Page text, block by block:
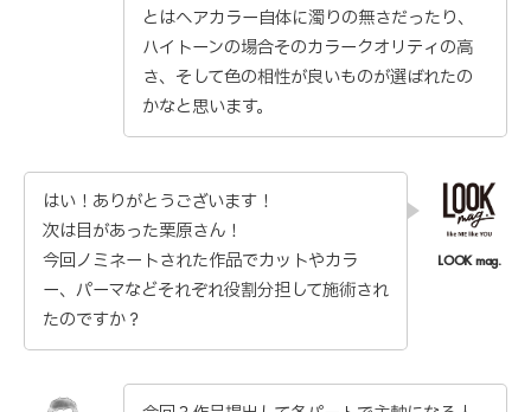
とはヘアカラー自体に濁りの無さだったり、
ハイトーンの場合そのカラークオリティの高
さ、そして色の相性が良いものが選ばれたの
かなと思います。
はい！ありがとうございます！
次は目があった栗原さん！
今回ノミネートされた作品でカットやカラ
ー、パーマなどそれぞれ役割分担して施術され
たのですか？